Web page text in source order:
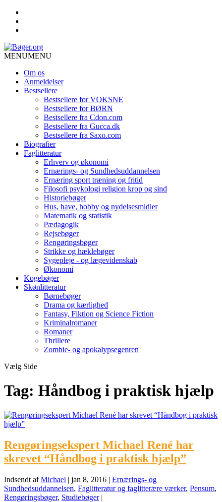
MENUMENU
Om os
Anmeldelser
Bestsellere
Bestsellere for VOKSNE
Bestsellere for BØRN
Bestsellere fra Cdon.com
Bestsellere fra Gucca.dk
Bestsellere fra Saxo.com
Biografier
Faglitteratur
Erhverv og økonomi
Ernærings- og Sundhedsuddannelsen
Ernæring sport træning og fritid
Filosofi psykologi religion krop og sind
Historiebøger
Hus, have, hobby og nydelsesmidler
Matematik og statistik
Pædagogik
Rejsebøger
Rengøringsbøger
Strikke og hæklebøger
Sygepleje - og lægevidenskab
Økonomi
Kogebøger
Skønlitteratur
Børnebøger
Drama og kærlighed
Fantasy, Fiktion og Science Fiction
Kriminalromaner
Romaner
Thrillere
Zombie- og apokalypsegenren
Vælg Side
Tag: Håndbog i praktisk hjælp
Rengøringsekspert Michael René har
skrevet “Håndbog i praktisk hjælp”
Indsendt afMichael | jan 8, 2016 | Ernærings- og
Sundhedsuddannelsen, Faglitteratur og faglitterære værker, Pensum,
Rengøringsbøger, Studiebøger|